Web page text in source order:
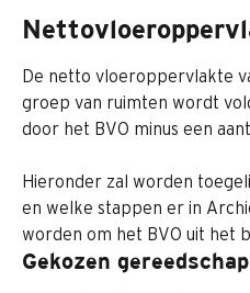
De netto vloeroppervlakte
groep van ruimten wordt
door het BVO minus een
Hieronder zal worden
en welke stappen er in
worden om het BVO uit het
Gekozen gereedschap